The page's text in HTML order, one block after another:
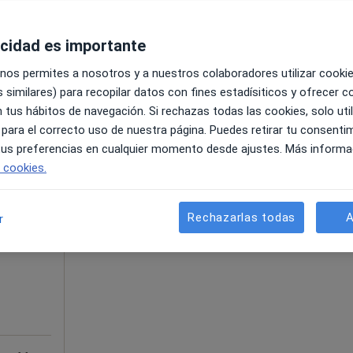
Mapa
Pedir una cita
es importante
permites a nosotros y a nuestros colaboradores utilizar
similares) para recopilar datos con fines estadísiticos y ofrecer
tus hábitos de navegación. Si rechazas todas las cookies, solo
el correcto uso de nuestra página. Puedes retirar tu
preferencias en cualquier momento desde ajustes. Más
Rechazarlas todas